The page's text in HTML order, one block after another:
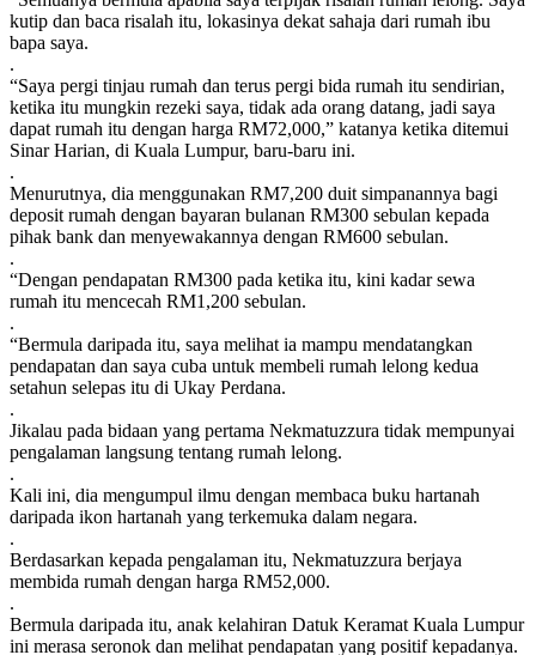
kutip dan baca risalah itu, lokasinya dekat sahaja dari rumah ibu
bapa saya.
.
“Saya pergi tinjau rumah dan terus pergi bida rumah itu sendirian,
ketika itu mungkin rezeki saya, tidak ada orang datang, jadi saya
dapat rumah itu dengan harga RM72,000,” katanya ketika ditemui
Sinar Harian, di Kuala Lumpur, baru-baru ini.
.
Menurutnya, dia menggunakan RM7,200 duit simpanannya bagi
deposit rumah dengan bayaran bulanan RM300 sebulan kepada
pihak bank dan menyewakannya dengan RM600 sebulan.
.
“Dengan pendapatan RM300 pada ketika itu, kini kadar sewa
rumah itu mencecah RM1,200 sebulan.
.
“Bermula daripada itu, saya melihat ia mampu mendatangkan
pendapatan dan saya cuba untuk membeli rumah lelong kedua
setahun selepas itu di Ukay Perdana.
.
Jikalau pada bidaan yang pertama Nekmatuzzura tidak mempunyai
pengalaman langsung tentang rumah lelong.
.
Kali ini, dia mengumpul ilmu dengan membaca buku hartanah
daripada ikon hartanah yang terkemuka dalam negara.
.
Berdasarkan kepada pengalaman itu, Nekmatuzzura berjaya
membida rumah dengan harga RM52,000.
.
Bermula daripada itu, anak kelahiran Datuk Keramat Kuala Lumpur
ini merasa seronok dan melihat pendapatan yang positif kepadanya.